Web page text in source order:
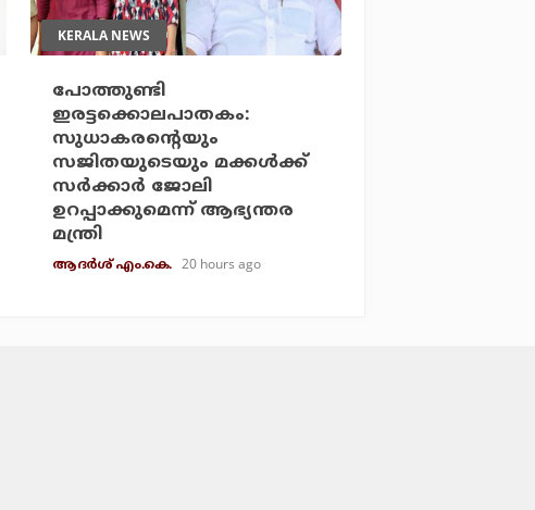
KERALA NEWS
പോത്തുണ്ടി
ഇരട്ടക്കൊലപാതകം:
സുധാകരന്റെയും
സജിതയുടെയും മക്കള്‍ക്ക്
സര്‍ക്കാര്‍ ജോലി
ഉറപ്പാക്കുമെന്ന് ആഭ്യന്തര
മന്ത്രി
ആദർശ് എം.കെ. 20 hours ago